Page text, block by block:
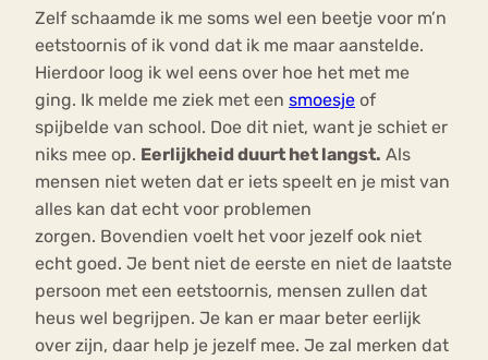
Zelf schaamde ik me soms wel een beetje voor m’n
eetstoornis of ik vond dat ik me maar aanstelde.
Hierdoor loog ik wel eens over hoe het met me
ging. Ik melde me ziek met een smoesje of
spijbelde van school. Doe dit niet, want je schiet er
niks mee op. Eerlijkheid duurt het langst. Als
mensen niet weten dat er iets speelt en je mist van
alles kan dat echt voor problemen
zorgen. Bovendien voelt het voor jezelf ook niet
echt goed. Je bent niet de eerste en niet de laatste
persoon met een eetstoornis, mensen zullen dat
heus wel begrijpen. Je kan er maar beter eerlijk
over zijn, daar help je jezelf mee. Je zal merken dat